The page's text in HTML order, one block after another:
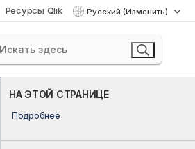
Ресурсы Qlik Русский (Изменить)
НА ЭТОЙ СТРАНИЦЕ
Подробнее